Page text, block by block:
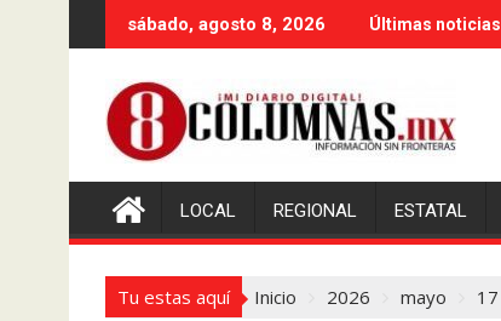
al
sábado, agosto 8, 2026 Últimas noticias
LOCAL REGIONAL ESTATAL
Tu estas aquí Inicio 2026 mayo 17